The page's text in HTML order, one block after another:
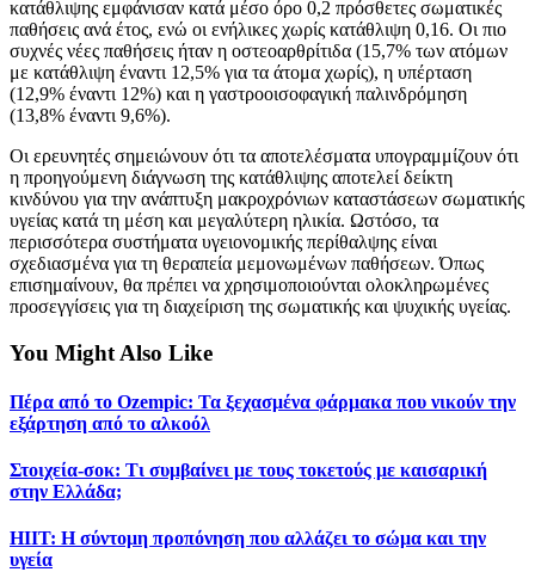
κατάθλιψης εμφάνισαν κατά μέσο όρο 0,2 πρόσθετες σωματικές
παθήσεις ανά έτος, ενώ οι ενήλικες χωρίς κατάθλιψη 0,16. Οι πιο
συχνές νέες παθήσεις ήταν η οστεοαρθρίτιδα (15,7% των ατόμων
με κατάθλιψη έναντι 12,5% για τα άτομα χωρίς), η υπέρταση
(12,9% έναντι 12%) και η γαστροοισοφαγική παλινδρόμηση
(13,8% έναντι 9,6%).
Οι ερευνητές σημειώνουν ότι τα αποτελέσματα υπογραμμίζουν ότι
η προηγούμενη διάγνωση της κατάθλιψης αποτελεί δείκτη
κινδύνου για την ανάπτυξη μακροχρόνιων καταστάσεων σωματικής
υγείας κατά τη μέση και μεγαλύτερη ηλικία. Ωστόσο, τα
περισσότερα συστήματα υγειονομικής περίθαλψης είναι
σχεδιασμένα για τη θεραπεία μεμονωμένων παθήσεων. Όπως
επισημαίνουν, θα πρέπει να χρησιμοποιούνται ολοκληρωμένες
προσεγγίσεις για τη διαχείριση της σωματικής και ψυχικής υγείας.
You Might Also Like
Πέρα από το Ozempic: Τα ξεχασμένα φάρμακα που νικούν την
εξάρτηση από το αλκοόλ
Στοιχεία-σοκ: Τι συμβαίνει με τους τοκετούς με καισαρική
στην Ελλάδα;
HIIT: Η σύντομη προπόνηση που αλλάζει το σώμα και την
υγεία